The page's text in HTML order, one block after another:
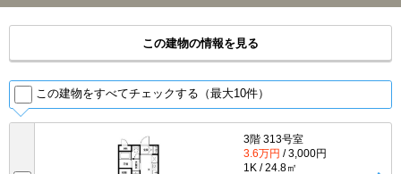
この建物の情報を見る
この建物をすべてチェックする（最大10件）
3階 313号室
3.6万円 / 3,000円
1K / 24.8㎡